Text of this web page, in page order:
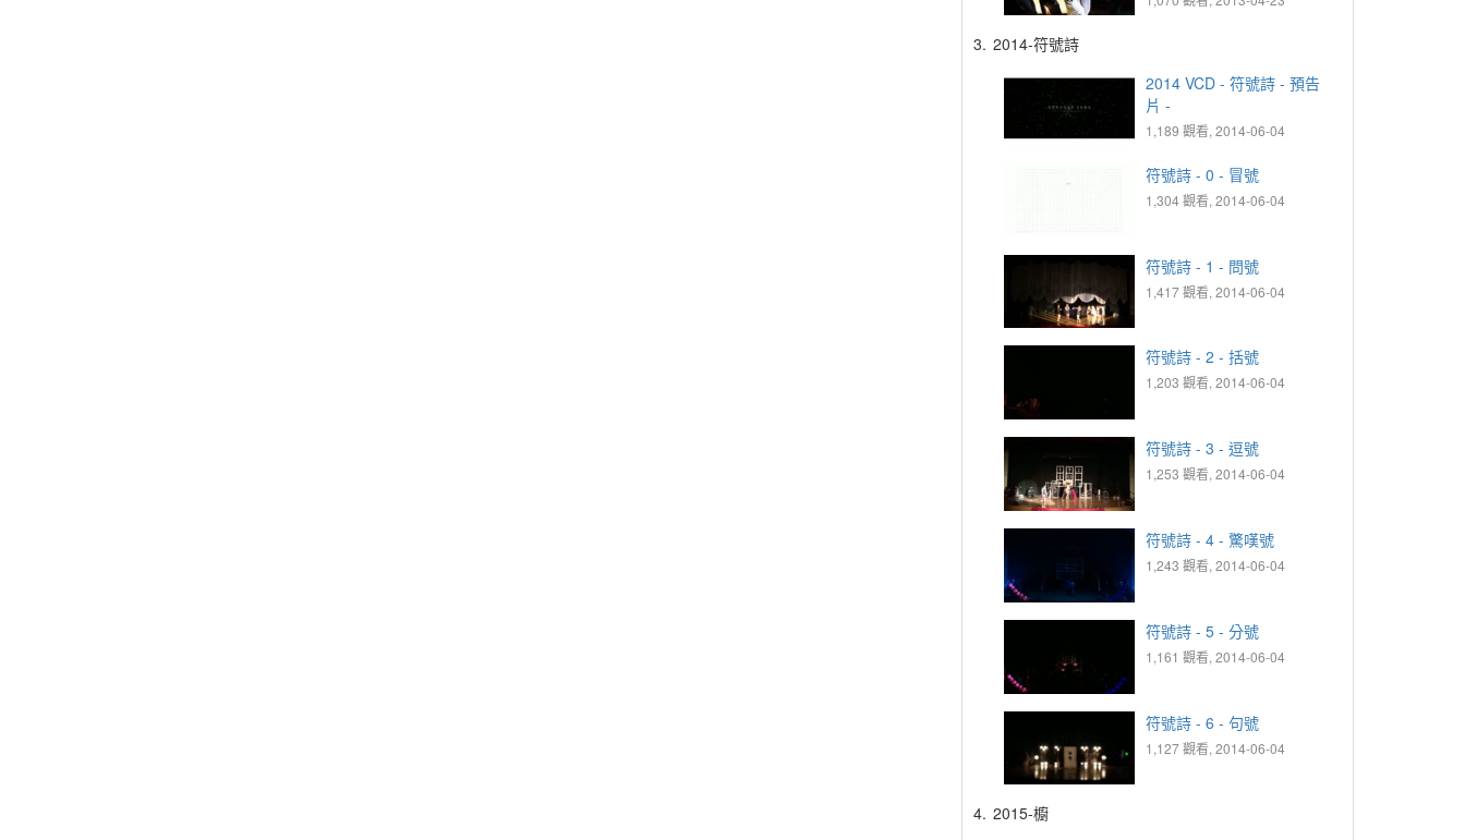
3. 2014-符號詩
2014 VCD - 符號詩 - 預告
片 -
1,189 觀看, 2014-06-04
符號詩 - 0 - 冒號
1,304 觀看, 2014-06-04
符號詩 - 1 - 問號
1,417 觀看, 2014-06-04
符號詩 - 2 - 括號
1,203 觀看, 2014-06-04
符號詩 - 3 - 逗號
1,253 觀看, 2014-06-04
符號詩 - 4 - 驚嘆號
1,243 觀看, 2014-06-04
符號詩 - 5 - 分號
1,161 觀看, 2014-06-04
符號詩 - 6 - 句號
1,127 觀看, 2014-06-04
4. 2015-櫥